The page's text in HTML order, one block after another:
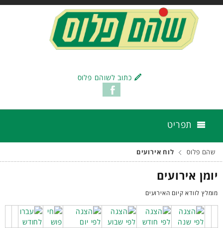
כתוב לשוהם פלוס
תפריט
שהם פלוס לוח אירועים
יומן אירועים
מומלץ לוודא קיום האירועים